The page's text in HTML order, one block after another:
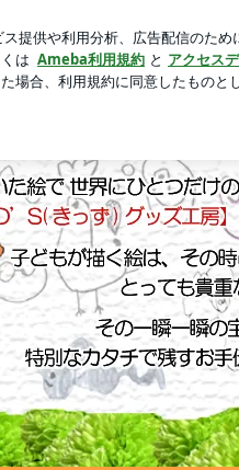
て残しませんか？